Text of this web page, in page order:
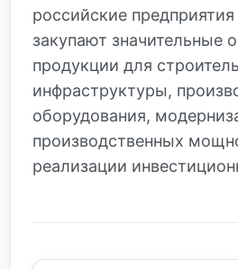
российские
закупают значительные
продукции для
инфраструктуры,
оборудования,
производственных
реализации